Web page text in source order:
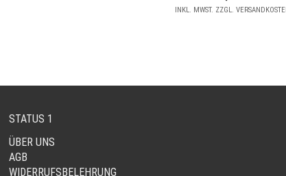
INKL. MWST. ZZGL.
STATUS 1
ÜBER UNS
AGB
WIDERRUFSBELEHRUNG